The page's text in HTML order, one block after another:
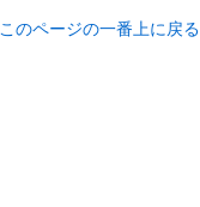
このページの一番上に戻る